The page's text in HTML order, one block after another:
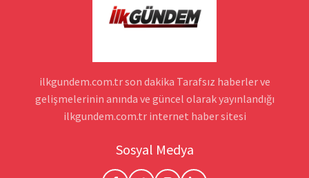
ilkgundem.com.tr son dakika Tarafsız haberler ve
gelişmelerinin anında ve güncel olarak yayınlandığı
ilkgundem.com.tr internet haber sitesi
Sosyal Medya